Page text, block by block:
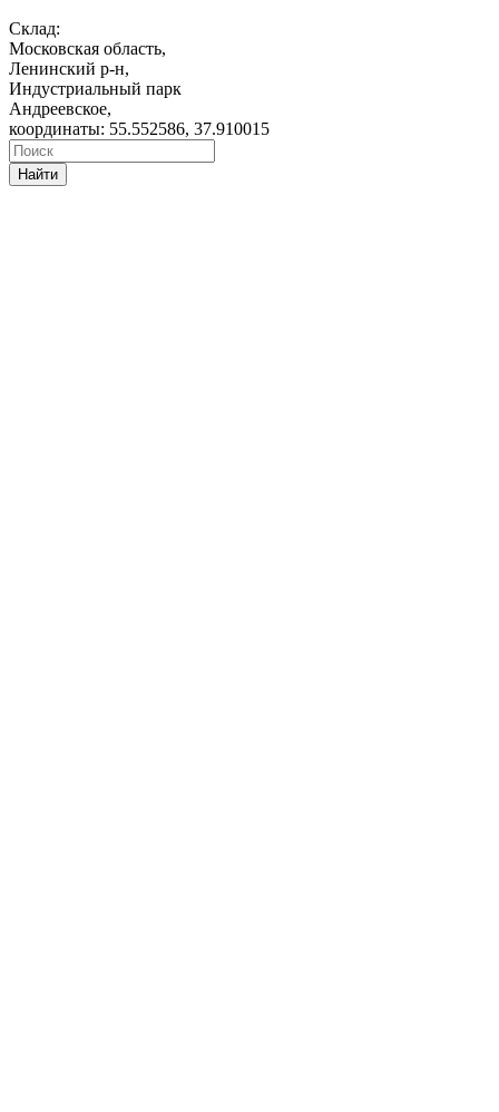
Склад:
Московская область,
Ленинский р-н,
Индустриальный парк
Андреевское,
координаты: 55.552586, 37.910015
Найти